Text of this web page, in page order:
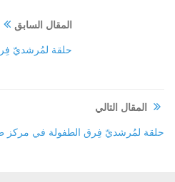
المقال السابق
حلقة لمُرشديّ
المقال التالي
حلقة لمُرشديّ فِرق الطفولة في مركز